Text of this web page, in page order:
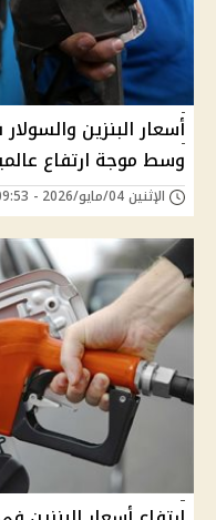
أسعار البنزين
وسط موجة ارتفاع
الإثنين 04/مايو/2026 - 09:53 ص